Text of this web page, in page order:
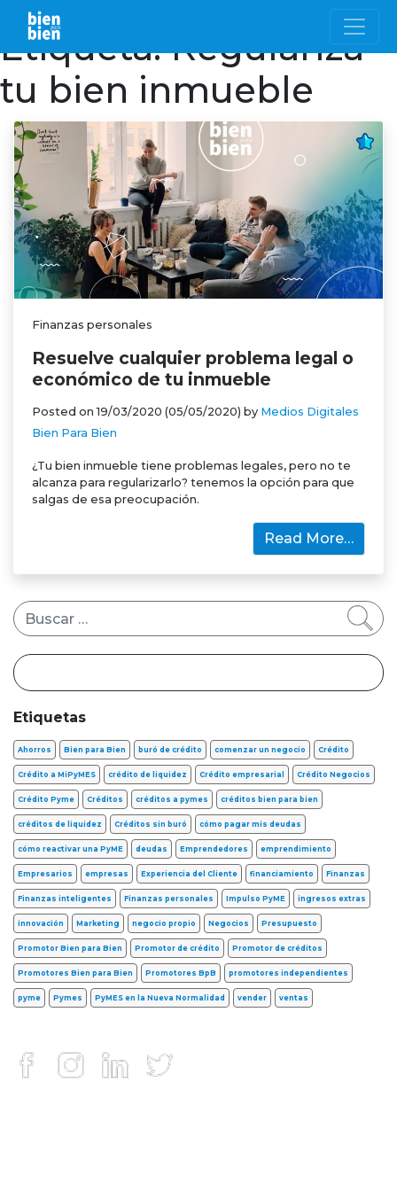
Etiqueta:Regulariza
tu bien inmueble
Finanzas personales
Resuelve cualquier problema legal o
económico de tu inmueble
Posted on19/03/2020 (05/05/2020) by Medios Digitales
Bien Para Bien
¿Tu bien inmueble tiene problemas legales, pero no te
alcanza para regularizarlo? tenemos la opción para que
salgas de esa preocupación.
Read More…
Buscar
Etiquetas
Ahorros Bien para Bien buró de crédito comenzar un negocio Crédito
Crédito a MiPyMES crédito de liquidez Crédito empresarial Crédito Negocios
Crédito Pyme Créditos créditos a pymes créditos bien para bien
créditos de liquidez Créditos sin buró cómo pagar mis deudas
cómo reactivar una PyME deudas Emprendedores emprendimiento
Empresarios empresas Experiencia del Cliente financiamiento Finanzas
Finanzas inteligentes Finanzas personales Impulso PyME ingresos extras
innovación Marketing negocio propio Negocios Presupuesto
Promotor Bien para Bien Promotor de crédito Promotor de créditos
Promotores Bien para Bien Promotores BpB promotores independientes
pyme Pymes PyMES en la Nueva Normalidad vender ventas